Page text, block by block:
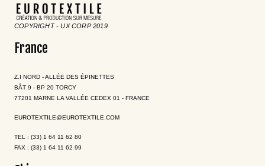
COPYRIGHT - UX CORP 2019
France
Z.I NORD - ALLÉE DES ÉPINETTES
BÂT 9 - BP 20 TORCY
77201 MARNE LA VALLÉE CEDEX 01 - FRANCE
EUROTEXTILE@EUROTEXTILE.COM
TEL : (33) 1 64 11 62 80
FAX : (33) 1 64 11 62 99